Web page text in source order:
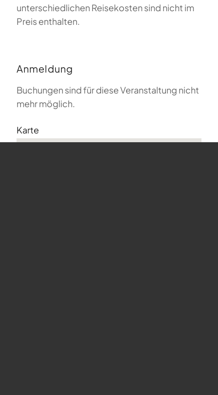
unterschiedlichen Reisekosten sind nicht im
Preis enthalten.
Anmeldung
Buchungen sind für diese Veranstaltung nicht
mehr möglich.
Karte